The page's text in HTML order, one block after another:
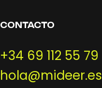
CONTACTO
+34 69 112 55 79
hola@mideer.es